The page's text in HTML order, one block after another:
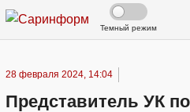
Темный режим
28 февраля 2024, 14:04
Представитель УК